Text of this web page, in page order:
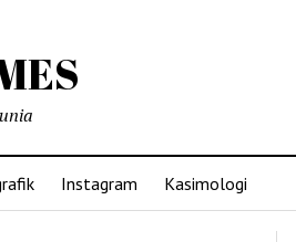
Instagram Kasimologi